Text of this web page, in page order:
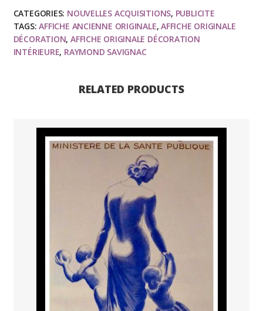
la
fête
qualité
originale
exposition
CATEGORIES: NOUVELLES ACQUISITIONS, PUBLICITE
TAGS:AFFICHE ANCIENNE ORIGINALE,AFFICHE ORIGINALE
DÉCORATION, AFFICHE ORIGINALE DÉCORATION
INTÉRIEURE, RAYMOND SAVIGNAC
RELATED PRODUCTS